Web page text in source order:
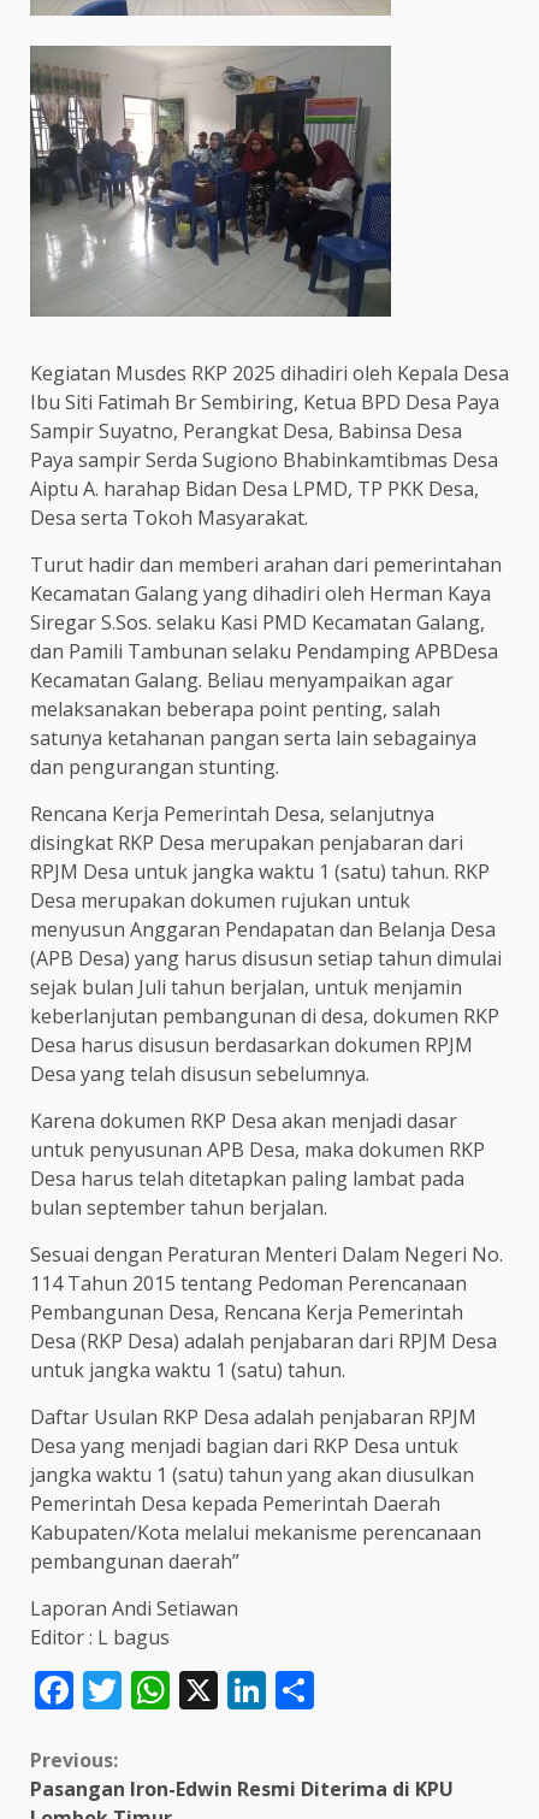
Kegiatan Musdes RKP 2025 dihadiri oleh Kepala Desa
Ibu Siti Fatimah Br Sembiring, Ketua BPD Desa Paya
Sampir Suyatno, Perangkat Desa, Babinsa Desa
Paya sampir Serda Sugiono Bhabinkamtibmas Desa
Aiptu A. harahap Bidan Desa LPMD, TP PKK Desa,
Desa serta Tokoh Masyarakat.
Turut hadir dan memberi arahan dari pemerintahan
Kecamatan Galang yang dihadiri oleh Herman Kaya
Siregar S.Sos. selaku Kasi PMD Kecamatan Galang,
dan Pamili Tambunan selaku Pendamping APBDesa
Kecamatan Galang. Beliau menyampaikan agar
melaksanakan beberapa point penting, salah
satunya ketahanan pangan serta lain sebagainya
dan pengurangan stunting.
Rencana Kerja Pemerintah Desa, selanjutnya
disingkat RKP Desa merupakan penjabaran dari
RPJM Desa untuk jangka waktu 1 (satu) tahun. RKP
Desa merupakan dokumen rujukan untuk
menyusun Anggaran Pendapatan dan Belanja Desa
(APB Desa) yang harus disusun setiap tahun dimulai
sejak bulan Juli tahun berjalan, untuk menjamin
keberlanjutan pembangunan di desa, dokumen RKP
Desa harus disusun berdasarkan dokumen RPJM
Desa yang telah disusun sebelumnya.
Karena dokumen RKP Desa akan menjadi dasar
untuk penyusunan APB Desa, maka dokumen RKP
Desa harus telah ditetapkan paling lambat pada
bulan september tahun berjalan.
Sesuai dengan Peraturan Menteri Dalam Negeri No.
114 Tahun 2015 tentang Pedoman Perencanaan
Pembangunan Desa, Rencana Kerja Pemerintah
Desa (RKP Desa) adalah penjabaran dari RPJM Desa
untuk jangka waktu 1 (satu) tahun.
Daftar Usulan RKP Desa adalah penjabaran RPJM
Desa yang menjadi bagian dari RKP Desa untuk
jangka waktu 1 (satu) tahun yang akan diusulkan
Pemerintah Desa kepada Pemerintah Daerah
Kabupaten/Kota melalui mekanisme perencanaan
pembangunan daerah”
Laporan Andi Setiawan
Editor : L bagus
Facebook
Twitter
WhatsApp
X LinkedIn
Continue
Previous:
Pasangan Iron-Edwin Resmi Diterima di KPU